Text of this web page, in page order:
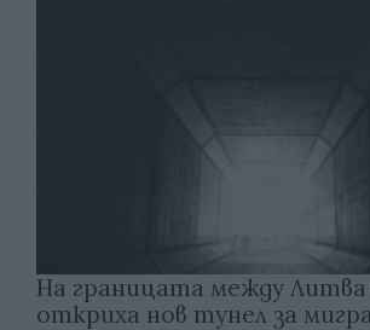
На границата между Литва
откриха нов тунел за